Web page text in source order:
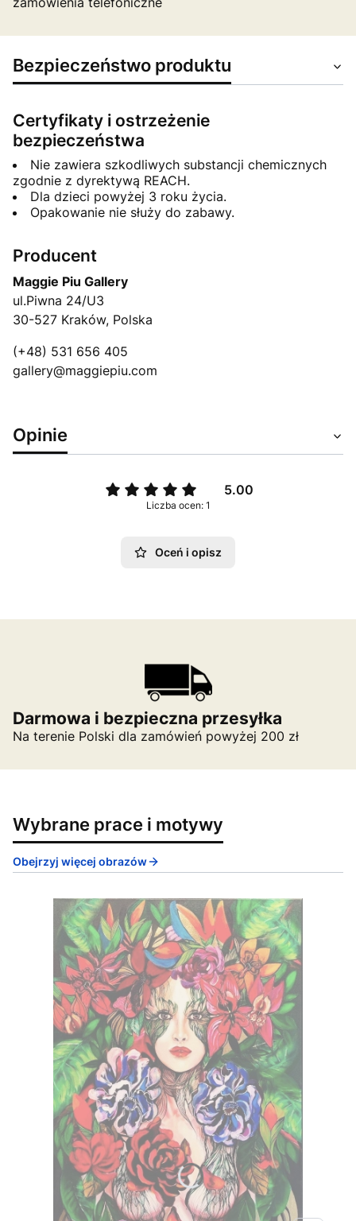
Bezpieczeństwo produktu
Certyfikaty i ostrzeżenie
bezpieczeństwa
Nie zawiera szkodliwych substancji chemicznych
zgodnie z dyrektywą REACH.
Dla dzieci powyżej 3 roku życia.
Opakowanie nie służy do zabawy.
Producent
Maggie Piu Gallery
ul.Piwna 24/U3
30-527 Kraków, Polska
(+48) 531 656 405
gallery@maggiepiu.com
Opinie
5.00
Liczba ocen: 1
Oceń i opisz
Darmowa i bezpieczna przesyłka
Na terenie Polski dla zamówień powyżej 200 zł
Wybrane prace i motywy
Obejrzyj więcej obrazów